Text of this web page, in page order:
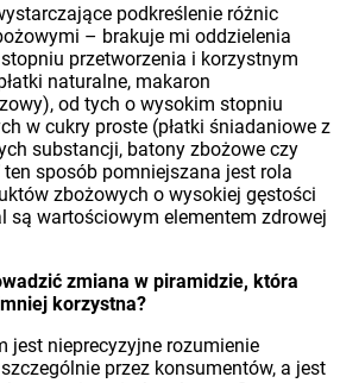
podkreślenie różnic
– brakuje mi oddzielenia
przetworzenia i korzystnym
naturalne, makaron
od tych o wysokim stopniu
w cukry proste (płatki śniadaniowe z
substancji, batony zbożowe czy
sposób pomniejszana jest rola
zbożowych o wysokiej gęstości
są wartościowym elementem zdrowej
zmiana w piramidzie, która
korzystna?
jest nieprecyzyjne rozumienie
przez konsumentów, a jest